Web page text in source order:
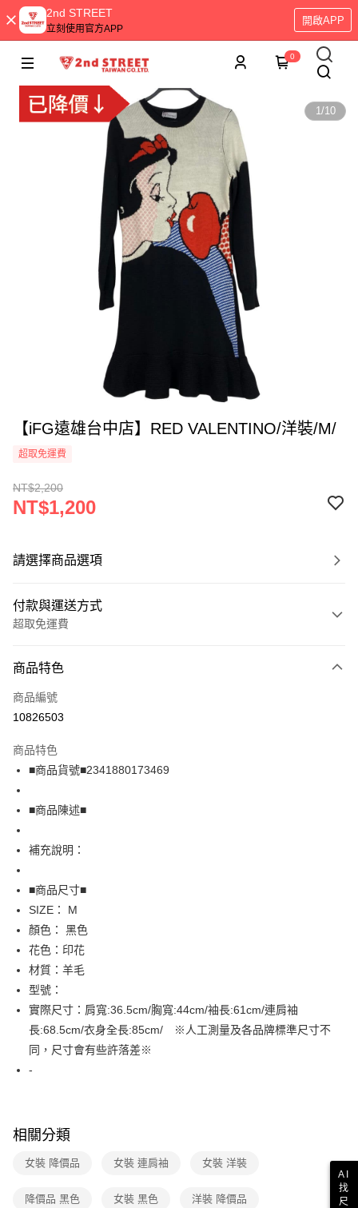
2nd STREET
立刻使用官方APP
開啟APP
0
1/10
【iFG遠雄台中店】RED VALENTINO/洋裝/M/
超取免運費
NT$2,200
NT$1,200
請選擇商品選項
付款與運送方式
超取免運費
信用卡一次付款
超商取貨付款
Apple Pay
街口支付
全盈+PAY
AFTEE先享後付
相關說明
【關於「AFTEE先享後付」】
AFTEE先享後付是「在收到商品之後才付款」的支付方式。 讓您購物簡單
便利好安心！
１．簡單：不需註冊會員、不需綁卡、不需儲值。
３．安心：先確認商品／服務後，再付款。
【「AFTEE先享後付」結帳流程】
１．於結帳方式選擇「AFTEE先享後付」後，將跳轉至「AFTEE先享後付」
結帳頁面，進行簡訊認證並確認金額後，即可完成結帳。
後付繳納相關費用。
是否繳費成功／繳費後需取消欲退款等相關疑問，請聯繫「AFTEE先享後付
運送方式
全家取貨付款
免運費
免運費
7-11取貨付款
免運費
免運費
商品特色
商品編號
10826503
商品特色
■商品貨號■2341880173469
■商品陳述■
補充說明：
■商品尺寸■
SIZE： M
顏色： 黑色
花色：印花
材質：羊毛
型號：
實際尺寸：肩寬:36.5cm/胸寬:44cm/袖長:61cm/連肩袖
長:68.5cm/衣身全長:85cm/ ※人工測量及各品牌標準尺寸不
同，尺寸會有些許落差※
-
相關分類
女裝 降價品 女裝 連肩袖 女裝 洋裝
降價品 黑色 女裝 黑色 洋裝 降價品
AI
找
尺